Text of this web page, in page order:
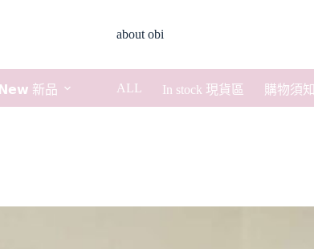
about obi
𝗡𝗲𝘄 新品 ALL In stock 現貨區 購物須知